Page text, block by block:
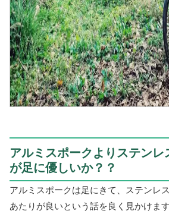
アルミスポークよりステン
が足に優しいか？？
アルミスポークは足にきて、ステンレ
あたりが良いという話を良く見かけま